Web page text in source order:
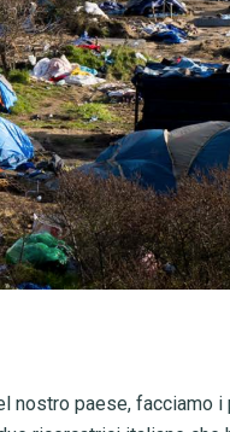
nostro paese, facciamo